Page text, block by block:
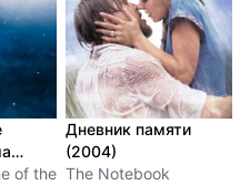
of the
Дневник памяти
(2004)
The Notebook